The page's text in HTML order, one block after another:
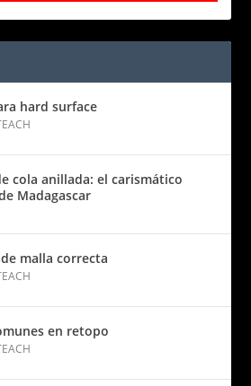
hard surface
cola anillada: el carismático
Madagascar
malla correcta
en retopo